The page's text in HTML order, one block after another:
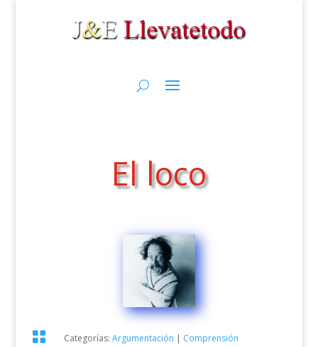
El loco
 Categorías: Argumentación | Comprensión